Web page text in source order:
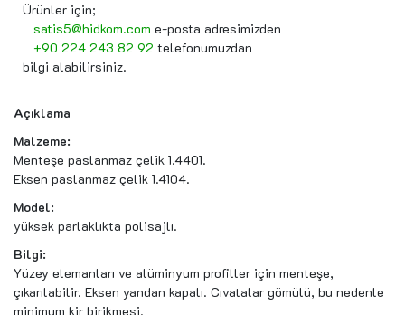
Ürünler için;
satis5@hidkom.com e-posta adresimizden
+90 224 243 82 92 telefonumuzdan
bilgi alabilirsiniz.
Açıklama
Malzeme:
Menteşe paslanmaz çelik 1.4401.
Eksen paslanmaz çelik 1.4104.
Model:
yüksek parlaklıkta polisajlı.
Bilgi:
Yüzey elemanları ve alüminyum profiller için menteşe,
çıkarılabilir. Eksen yandan kapalı. Cıvatalar gömülü, bu nedenle
minimum kir birikmesi.